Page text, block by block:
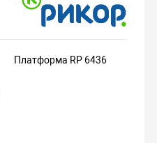
Платформа RP 6436